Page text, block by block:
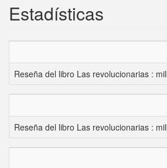
Estadísticas
Reseña del libro Las revolucionarias :
Reseña del libro Las revolucionarias :